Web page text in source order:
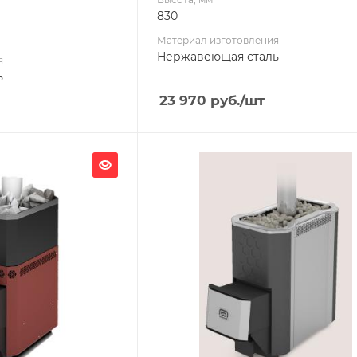
830
Материал изготовления
Нержавеющая сталь
23 970 руб./шт
Материал изготовления
Нержавеющая сталь
Вид топлива